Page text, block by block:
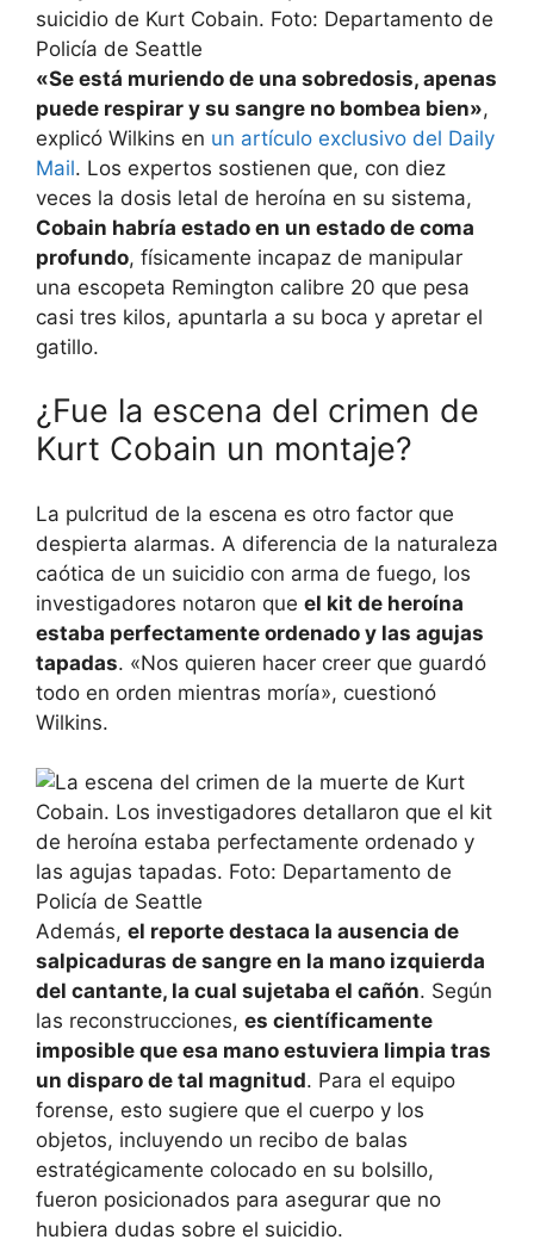
«Se está muriendo de una sobredosis, apenas
puede respirar y su sangre no bombea bien»,
explicó Wilkins en un artículo exclusivo del Daily
Mail. Los expertos sostienen que, con diez
veces la dosis letal de heroína en su sistema,
Cobain habría estado en un estado de coma
profundo, físicamente incapaz de manipular
una escopeta Remington calibre 20 que pesa
casi tres kilos, apuntarla a su boca y apretar el
gatillo.
¿Fue la escena del crimen de
Kurt Cobain un montaje?
La pulcritud de la escena es otro factor que
despierta alarmas. A diferencia de la naturaleza
caótica de un suicidio con arma de fuego, los
investigadores notaron que el kit de heroína
estaba perfectamente ordenado y las agujas
tapadas. «Nos quieren hacer creer que guardó
todo en orden mientras moría», cuestionó
Wilkins.
Además, el reporte destaca la ausencia de
salpicaduras de sangre en la mano izquierda
del cantante, la cual sujetaba el cañón. Según
las reconstrucciones, es científicamente
imposible que esa mano estuviera limpia tras
un disparo de tal magnitud. Para el equipo
forense, esto sugiere que el cuerpo y los
objetos, incluyendo un recibo de balas
estratégicamente colocado en su bolsillo,
fueron posicionados para asegurar que no
hubiera dudas sobre el suicidio.